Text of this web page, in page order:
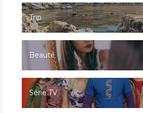
Trip
Beauté
Série TV